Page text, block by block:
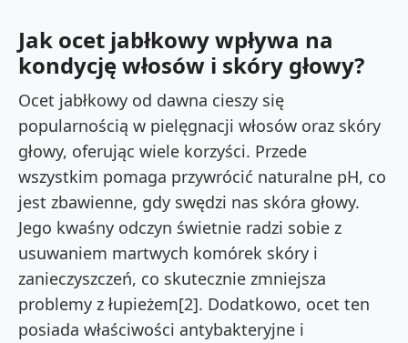
Jak ocet jabłkowy wpływa na
kondycję włosów i skóry głowy?
Ocet jabłkowy od dawna cieszy się
popularnością w pielęgnacji włosów oraz skóry
głowy, oferując wiele korzyści. Przede
wszystkim pomaga przywrócić naturalne pH, co
jest zbawienne, gdy swędzi nas skóra głowy.
Jego kwaśny odczyn świetnie radzi sobie z
usuwaniem martwych komórek skóry i
zanieczyszczeń, co skutecznie zmniejsza
problemy z łupieżem[2]. Dodatkowo, ocet ten
posiada właściwości antybakteryjne i